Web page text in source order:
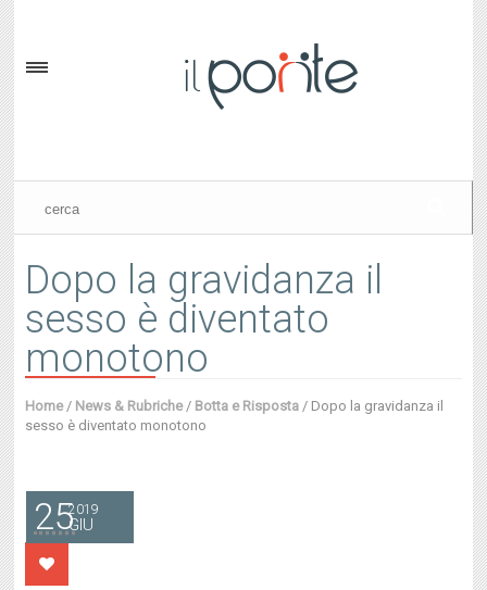
Dopo la gravidanza il
sesso è diventato
monotono
Home / News & Rubriche / Botta e Risposta / Dopo la gravidanza il
sesso è diventato monotono
252019
GIU